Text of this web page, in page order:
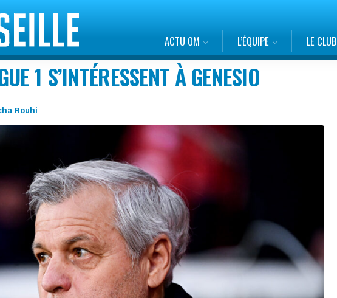
ACTU OM L’ÉQUIPE LE CLUB
1 S’INTÉRESSENT À GENESIO
Rouhi